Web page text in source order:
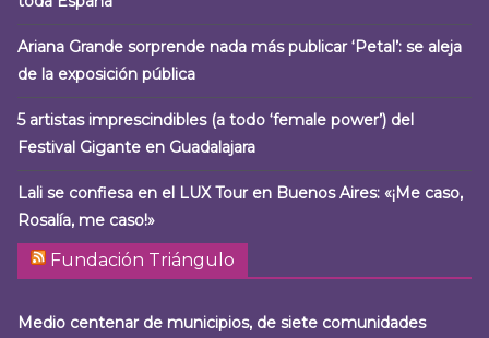
Ariana Grande sorprende nada más publicar ‘Petal’: se aleja
de la exposición pública
5 artistas imprescindibles (a todo ‘female power’) del
Festival Gigante en Guadalajara
Lali se confiesa en el LUX Tour en Buenos Aires: «¡Me caso,
Rosalía, me caso!»
Fundación Triángulo
Medio centenar de municipios, de siete comunidades